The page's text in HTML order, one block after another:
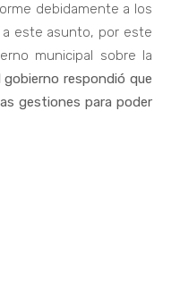
debidamente a los
este asunto, por este
municipal sobre la
gobierno respondió que
gestiones para poder